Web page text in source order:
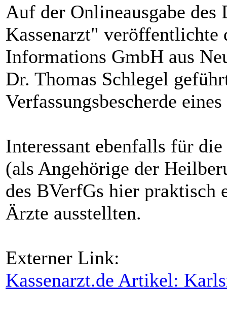
Auf der Onlineausgabe
Kassenarzt"
Informations GmbH aus
Dr. Thomas Schlegel
Verfassungsbescherde
Interessant ebenfalls für
(als Angehörige der
des BVerfGs hier praktisch
Ärzte ausstellten.
Externer Link:
Kassenarzt.de Artikel: